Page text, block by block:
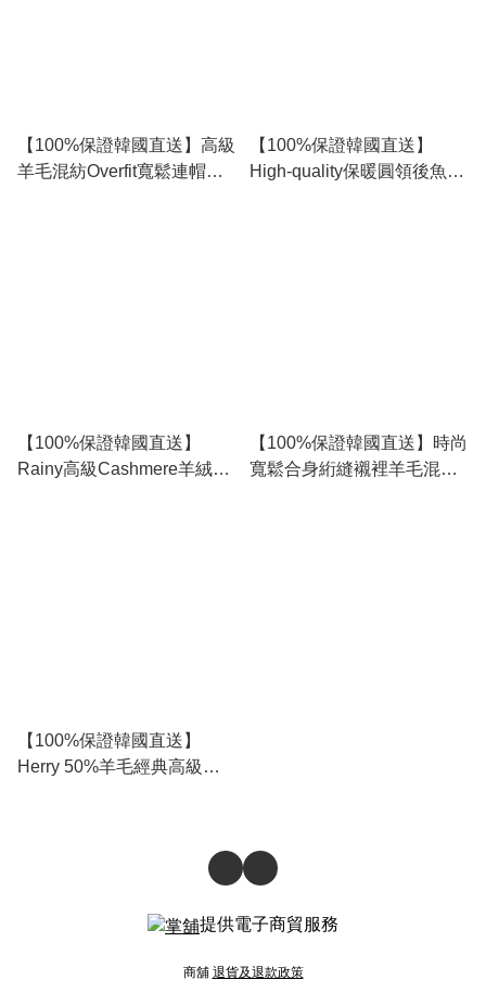
【100%保證韓國直送】高級
羊毛混紡Overfit寬鬆連帽雙
【100%保證韓國直送】
High-quality保暖圓領後魚尾
【100%保證韓國直送】
Rainy高級Cashmere羊絨混
【100%保證韓國直送】時尚
寬鬆合身絎縫襯裡羊毛混紡
【100%保證韓國直送】
Herry 50%羊毛經典高級長
提供電子商貿服務
商舖 退貨及退款政策